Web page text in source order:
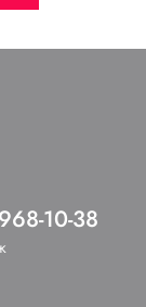
10-38